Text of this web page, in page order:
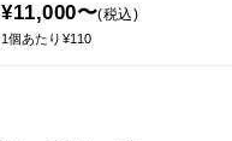
¥11,000〜(税込)
1個あたり¥110